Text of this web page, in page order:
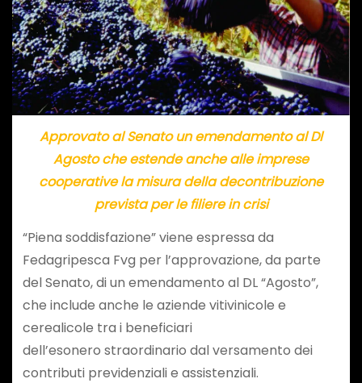
Approvato al Senato un emendamento al Dl
Agosto che estende anche alle imprese
cooperative la misura della decontribuzione
prevista per le filiere in crisi
“Piena soddisfazione” viene espressa da
Fedagripesca Fvg per l’approvazione, da parte
del Senato, di un emendamento al DL “Agosto”,
che include anche le aziende vitivinicole e
cerealicole tra i beneficiari
dell’esonero straordinario dal versamento dei
contributi previdenziali e assistenziali.